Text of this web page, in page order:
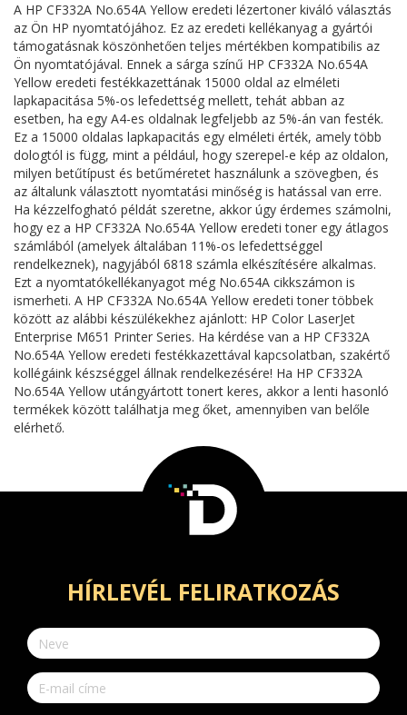
A HP CF332A No.654A Yellow eredeti lézertoner kiváló választás
az Ön HP nyomtatójához. Ez az eredeti kellékanyag a gyártói
támogatásnak köszönhetően teljes mértékben kompatibilis az
Ön nyomtatójával. Ennek a sárga színű HP CF332A No.654A
Yellow eredeti festékkazettának 15000 oldal az elméleti
lapkapacitása 5%-os lefedettség mellett, tehát abban az
esetben, ha egy A4-es oldalnak legfeljebb az 5%-án van festék.
Ez a 15000 oldalas lapkapacitás egy elméleti érték, amely több
dologtól is függ, mint a például, hogy szerepel-e kép az oldalon,
milyen betűtípust és betűméretet használunk a szövegben, és
az általunk választott nyomtatási minőség is hatással van erre.
Ha kézzelfogható példát szeretne, akkor úgy érdemes számolni,
hogy ez a HP CF332A No.654A Yellow eredeti toner egy átlagos
számlából (amelyek általában 11%-os lefedettséggel
rendelkeznek), nagyjából 6818 számla elkészítésére alkalmas.
Ezt a nyomtatókellékanyagot még No.654A cikkszámon is
ismerheti. A HP CF332A No.654A Yellow eredeti toner többek
között az alábbi készülékekhez ajánlott: HP Color LaserJet
Enterprise M651 Printer Series. Ha kérdése van a HP CF332A
No.654A Yellow eredeti festékkazettával kapcsolatban, szakértő
kollégáink készséggel állnak rendelkezésére! Ha HP CF332A
No.654A Yellow utángyártott tonert keres, akkor a lenti hasonló
termékek között találhatja meg őket, amennyiben van belőle
elérhető.
HÍRLEVÉL FELIRATKOZÁS